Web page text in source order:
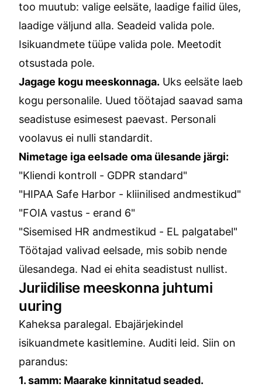
too muutub: valige eelsäte, laadige failid üles,
laadige väljund alla. Seadeid valida pole.
Isikuandmete tüüpe valida pole. Meetodit
otsustada pole.
Jagage kogu meeskonnaga. Uks eelsäte laeb
kogu personalile. Uued töötajad saavad sama
seadistuse esimesest paevast. Personali
voolavus ei nulli standardit.
Nimetage iga eelsade oma ülesande järgi:
"Kliendi kontroll - GDPR standard"
"HIPAA Safe Harbor - kliinilised andmestikud"
"FOIA vastus - erand 6"
"Sisemised HR andmestikud - EL palgatabel"
Töötajad valivad eelsade, mis sobib nende
ülesandega. Nad ei ehita seadistust nullist.
Juriidilise meeskonna juhtumi
uuring
Kaheksa paralegal. Ebajärjekindel
isikuandmete kasitlemine. Auditi leid. Siin on
parandus:
1. samm: Maarake kinnitatud seaded.